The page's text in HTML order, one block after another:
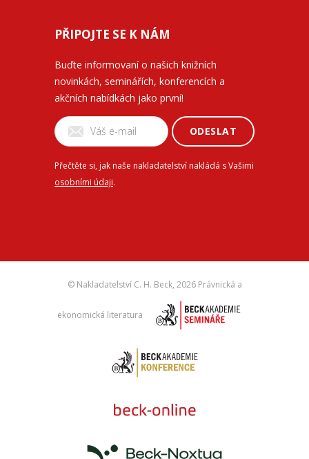
PŘIPOJTE SE K NÁM
Buďte informovaní o našich knižních
novinkách, seminářích, konferencích a
akčních nabídkách jako první!
ODESLAT
Přečtěte si, jak naše nakladatelství nakládá s Vašimi
osobními údaji.
© Nakladatelství C. H. Beck, 2026 Právnická a
ekonomická literatura